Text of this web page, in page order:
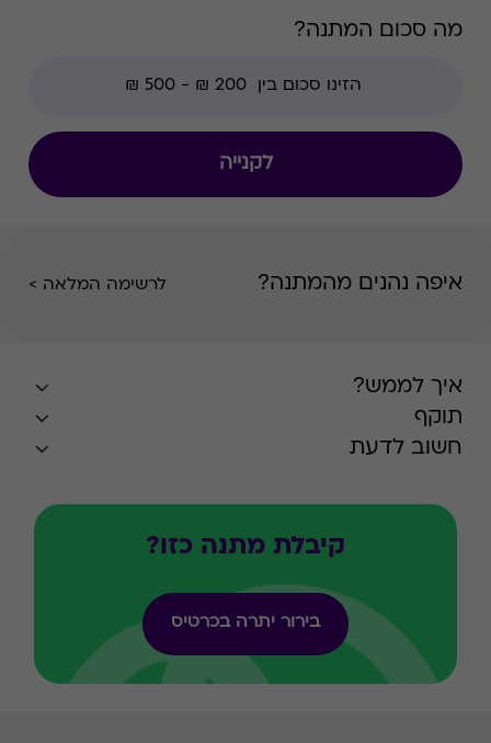
מה סכום המתנה?
לקנייה
איפה נהנים מהמתנה? לרשימה המלאה >
איך לממש?
תוקף
חשוב לדעת
קיבלת מתנה כזו?
בירור יתרה בכרטיס